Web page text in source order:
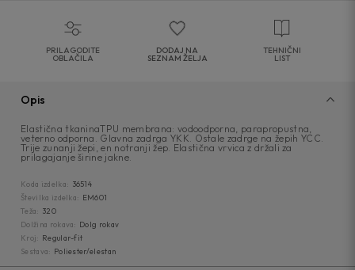
PRILAGODITE
OBLAČILA
DODAJ NA
SEZNAM ŽELJA
TEHNIČNI
LIST
Opis
Elastična tkaninaTPU membrana: vodoodporna, parapropustna,
veterno odporna. Glavna zadrga YKK. Ostale zadrge na žepih YCC.
Trije zunanji žepi, en notranji žep. Elastična vrvica z držali za
prilagajanje širine jakne.
Koda izdelka: 36514
Številka izdelka: EM601
Teža: 320
Dolžina rokava: Dolg rokav
Kroj: Regular-fit
Sestava: Poliester/elestan